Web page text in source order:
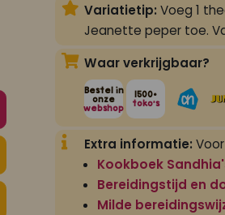
Variatietip: Voeg 1
Jeanette peper toe.
Waar verkrijgbaar?
Bestel in
onze
webshop
1500+
toko's
Extra informatie:
Kookboek
Bereidingstijd en
Milde